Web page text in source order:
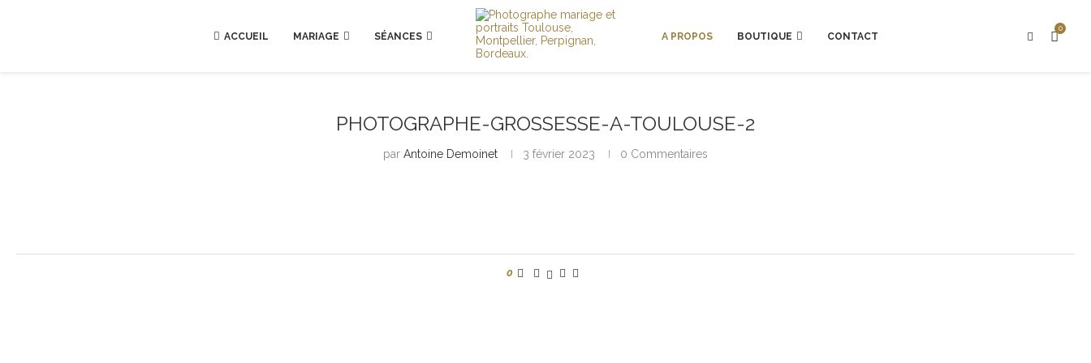
ACCUEIL MARIAGE SÉANCES A PROPOS BOUTIQUE CONTACT
0
PHOTOGRAPHE-GROSSESSE-A-TOULOUSE-2
par Antoine Demoinet 3 février 2023 0 Commentaires
0